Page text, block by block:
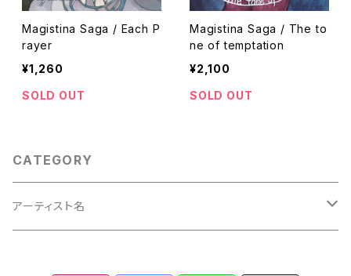
Magistina Saga / Each P
rayer
¥1,260
SOLD OUT
Magistina Saga / The to
ne of temptation
¥2,100
SOLD OUT
CATEGORY
アーティスト名